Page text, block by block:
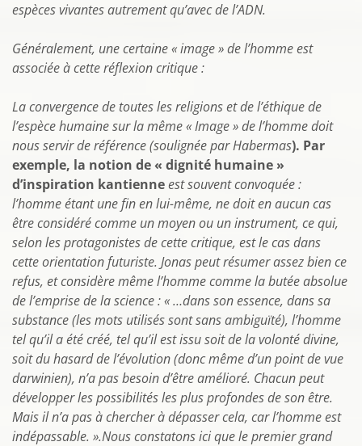
espèces vivantes autrement qu’avec de l’ADN.
Généralement, une certaine « image » de l’homme est
associée à cette réflexion critique :
La convergence de toutes les religions et de l’éthique de
l’espèce humaine sur la même « Image » de l’homme doit
nous servir de référence (soulignée par Habermas). Par
exemple, la notion de « dignité humaine »
d’inspiration kantienneest souvent convoquée :
l’homme étant une fin en lui-même, ne doit en aucun cas
être considéré comme un moyen ou un instrument, ce qui,
selon les protagonistes de cette critique, est le cas dans
cette orientation futuriste. Jonas peut résumer assez bien ce
refus, et considère même l’homme comme la butée absolue
de l’emprise de la science : « …dans son essence, dans sa
substance(les mots utilisés sont sans ambiguïté), l’homme
tel qu’il a été créé, tel qu’il est issu soit de la volonté divine,
soit du hasard de l’évolution(donc même d’un point de vue
darwinien), n’a pas besoin d’être amélioré. Chacun peut
développer les possibilités les plus profondes de son être.
Mais il n’a pas à chercher à dépasser cela, car l’homme est
indépassable. ».Nous constatons ici que le premier grand